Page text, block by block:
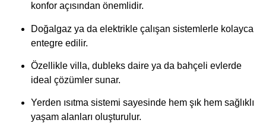
konfor açısından önemlidir.
Doğalgaz ya da elektrikle çalışan sistemlerle kolayca
entegre edilir.
Özellikle villa, dubleks daire ya da bahçeli evlerde
ideal çözümler sunar.
Yerden ısıtma sistemi sayesinde hem şık hem sağlıklı
yaşam alanları oluşturulur.